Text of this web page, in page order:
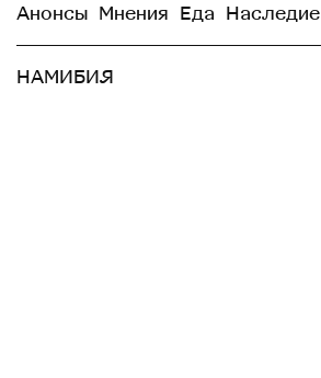
Анонсы Мнения Еда Наследие
НАМИБИЯ